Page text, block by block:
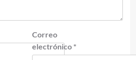
Correo
electrónico *